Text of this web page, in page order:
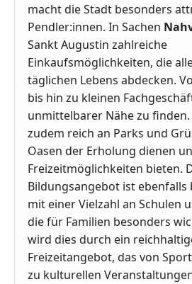
macht die Stadt besonders
Pendler:innen. In Sachen
Sankt Augustin zahlreiche
Einkaufsmöglichkeiten, die
täglichen Lebens abdecken.
bis hin zu kleinen
unmittelbarer Nähe zu
zudem reich an Parks und
Oasen der Erholung dienen
Freizeitmöglichkeiten bieten.
Bildungsangebot ist
mit einer Vielzahl an Schulen
die für Familien besonders
wird dies durch ein
Freizeitangebot, das von
zu kulturellen